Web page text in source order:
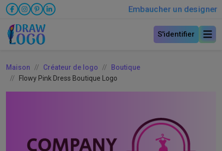
Embaucher un designer
S'identifier
Maison Créateur de logo
Boutique
Flowy Pink Dress Boutique Logo